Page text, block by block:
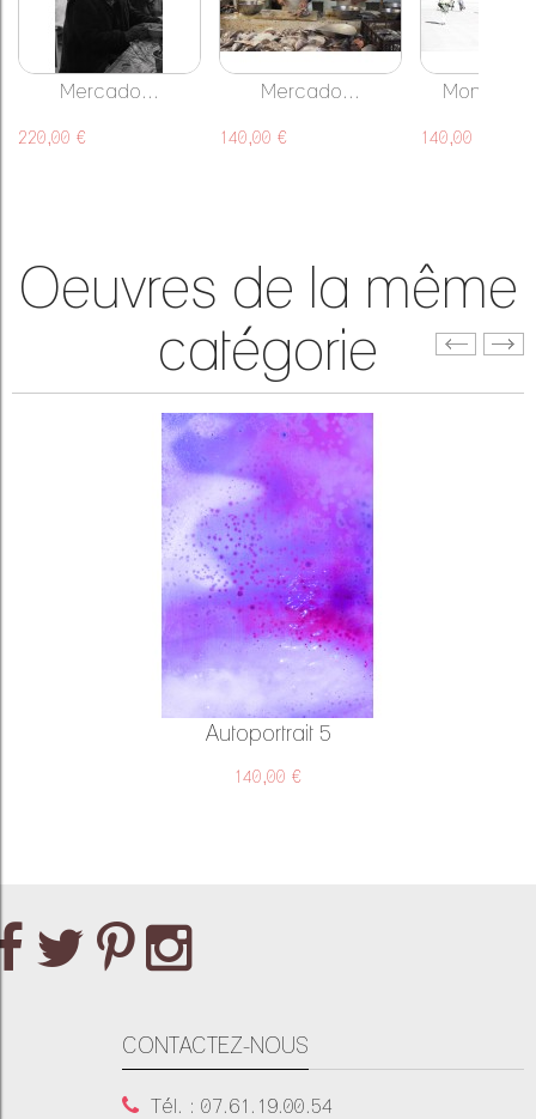
Mercado...
220,00 €
Mercado...
140,00 € 140,00 €
Oeuvres de la même
catégorie
Autoportrait 5
140,00 €
CONTACTEZ-NOUS
Tél. : 07.61.19.00.54